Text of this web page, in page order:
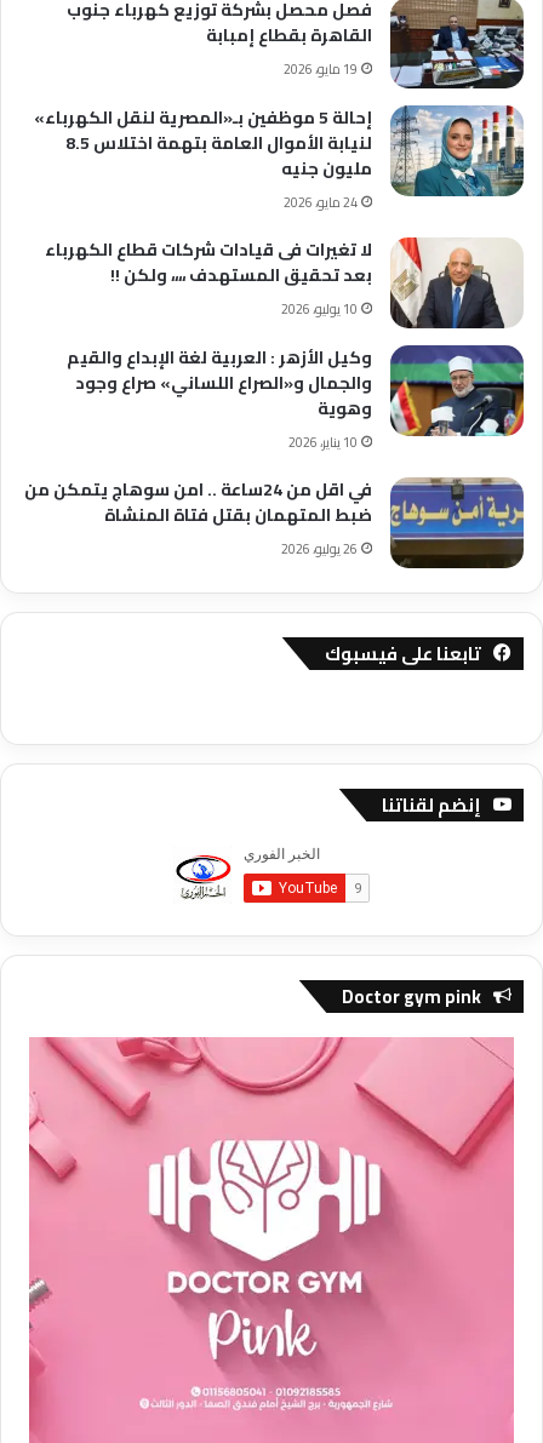
فصل محصل بشركة توزيع كهرباء جنوب
القاهرة بقطاع إمبابة
19 مايو، 2026
إحالة 5 موظفين بـ«المصرية لنقل الكهرباء»
لنيابة الأموال العامة بتهمة اختلاس 8.5
مليون جنيه
24 مايو، 2026
لا تغيرات فى قيادات شركات قطاع الكهرباء
بعد تحقيق المستهدف ،،،، ولكن !!
10 يوليو، 2026
وكيل الأزهر : العربية لغة الإبداع والقيم
والجمال و«الصراع اللساني» صراع وجود
وهوية
10 يناير، 2026
في اقل من 24ساعة .. امن سوهاج يتمكن من
ضبط المتهمان بقتل فتاة المنشاة
26 يوليو، 2026
تابعنا على فيسبوك
إنضم لقناتنا
Doctor gym pink